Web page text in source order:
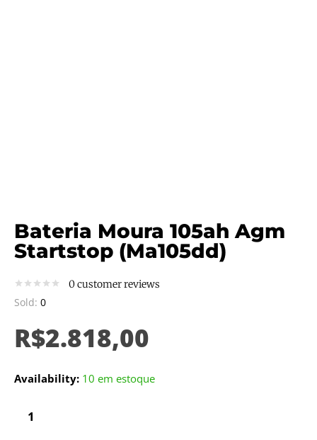
Bateria Moura 105ah Agm
Startstop (ma105dd)
0customer reviews
Sold: 0
R$2.818,00
Availability: 10 em estoque